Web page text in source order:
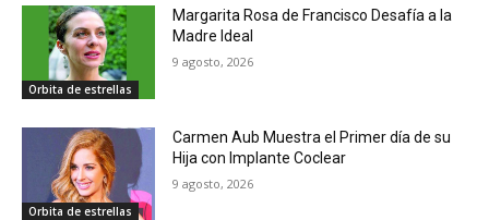
Orbita de estrellas
Margarita Rosa de Francisco Desafía a la
Madre Ideal
9 agosto, 2026
Orbita de estrellas
Carmen Aub Muestra el Primer día de su
Hija con Implante Coclear
9 agosto, 2026